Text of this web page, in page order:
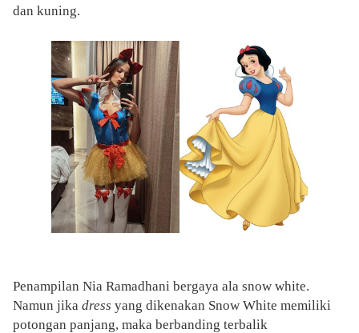
dan kuning.
Penampilan Nia Ramadhani bergaya ala snow white.
Namun jika dress yang dikenakan Snow White memiliki
potongan panjang, maka berbanding terbalik